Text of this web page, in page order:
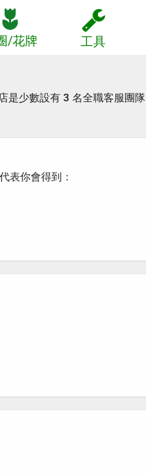
/花牌 工具
是少數設有 3 名全職客服團隊
表你會得到：